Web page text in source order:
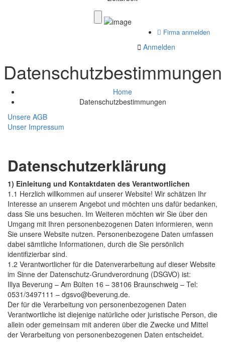
Firma anmelden
Anmelden
Datenschutzbestimmungen
Home
Datenschutzbestimmungen
Unsere AGB
Unser Impressum
Datenschutzerklärung
1) Einleitung und Kontaktdaten des Verantwortlichen
1.1 Herzlich willkommen auf unserer Website! Wir schätzen Ihr
Interesse an unserem Angebot und möchten uns dafür bedanken,
dass Sie uns besuchen. Im Weiteren möchten wir Sie über den
Umgang mit Ihren personenbezogenen Daten informieren, wenn
Sie unsere Website nutzen. Personenbezogene Daten umfassen
dabei sämtliche Informationen, durch die Sie persönlich
identifizierbar sind.
1.2 Verantwortlicher für die Datenverarbeitung auf dieser Website
im Sinne der Datenschutz-Grundverordnung (DSGVO) ist:
Illya Beverung – Am Bülten 16 – 38106 Braunschweig – Tel:
0531/3497111 – dgsvo@beverung.de.
Der für die Verarbeitung von personenbezogenen Daten
Verantwortliche ist diejenige natürliche oder juristische Person, die
allein oder gemeinsam mit anderen über die Zwecke und Mittel
der Verarbeitung von personenbezogenen Daten entscheidet.